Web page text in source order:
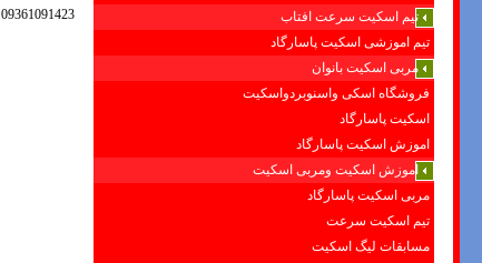
تیم اسکیت سرعت افتاب
تیم اموزشی اسکیت پاسارگاد
مربی اسکیت بانوان
فروشگاه اسکی واسنوبردواسکیت
اسکیت پاسارگاد
اموزش اسکیت پاسارگاد
اموزش اسکیت ومربی اسکیت
مربی اسکیت پاسارگاد
تیم اسکیت سرعت
مسابقات لیگ اسکیت
09361091423